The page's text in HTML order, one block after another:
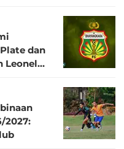
dan
2027: